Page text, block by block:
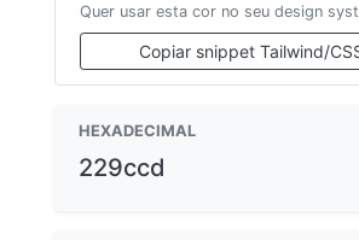
Quer usar esta cor no seu design
Copiar snippet Tailwind/
HEXADECIMAL
229ccd